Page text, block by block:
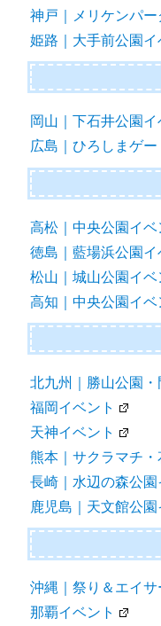
神戸｜メリケンパー
姫路｜大手前公園イ
岡山｜下石井公園イ
広島｜ひろしまゲ
高松｜中央公園イベ
徳島｜藍場浜公園イ
松山｜城山公園イベ
高知｜中央公園イベ
北九州｜勝山公園
福岡イベント
天神イベント
熊本｜サクラマチ・
長崎｜水辺の森公園
鹿児島｜天文館公園
沖縄｜祭り＆エイサ
那覇イベント